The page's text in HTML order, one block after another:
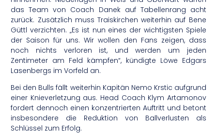
das Team von Coach Danek auf Tabellenrang acht
zurück. Zusätzlich muss Traiskirchen weiterhin auf Bene
Güttl verzichten. „Es ist nun eines der wichtigsten Spiele
der Saison für uns. Wir wollen den Fans zeigen, dass
noch nichts verloren ist, und werden um jeden
Zentimeter am Feld kämpfen“, kündigte Löwe Edgars
Lasenbergs im Vorfeld an.
Bei den Bulls fällt weiterhin Kapitän Nemo Krstic aufgrund
einer Knieverletzung aus. Head Coach Klym Artamonov
fordert dennoch einen konzentrierten Auftritt und betont
insbesondere die Reduktion von Ballverlusten als
Schlüssel zum Erfolg.